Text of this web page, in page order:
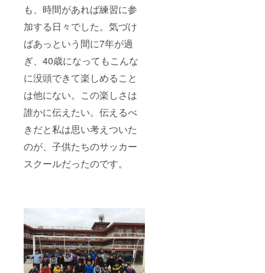
も、時間があれば練習に参
加する日々でした。気づけ
ばあっという間に7年が過
ぎ、40歳になってもこんな
に没頭できて楽しめること
は他にない。この楽しさは
誰かに伝えたい。伝えるべ
きだと私は思い考えついた
のが、子供たちのサッカー
スクールだったのです。